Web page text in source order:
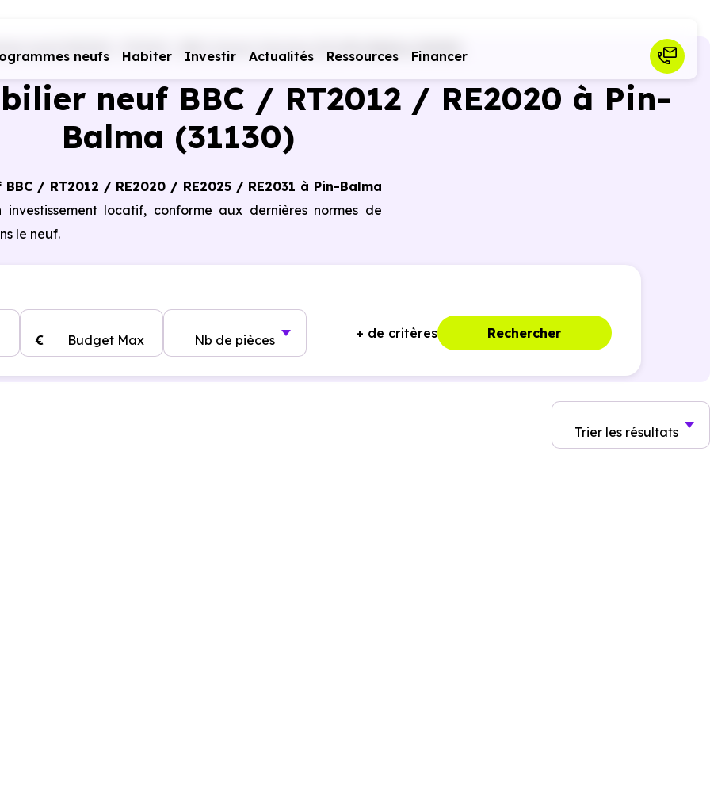
neufs Habiter Investir Actualités Ressources Financer
neufs RE2020 - RT2012 - BBC Haute-Garonne (31) Pin-Balma (31130)
neuf BBC / RT2012 / RE2020 à Pin-
Balma (31130)
/ RT2012 / RE2020 / RE2025 / RE2031 à Pin-Balma
locatif, conforme aux dernières normes de
le neuf.
Budget Max
€ Nb de pièces + de critères Rechercher
Trier les résultats